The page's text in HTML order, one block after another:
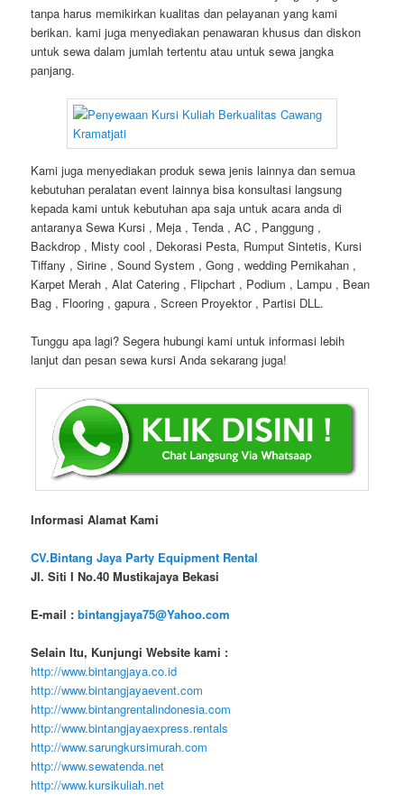
tanpa harus memikirkan kualitas dan pelayanan yang kami
berikan. kami juga menyediakan penawaran khusus dan diskon
untuk sewa dalam jumlah tertentu atau untuk sewa jangka
panjang.
Kami juga menyediakan produk sewa jenis lainnya dan semua
kebutuhan peralatan event lainnya bisa konsultasi langsung
kepada kami untuk kebutuhan apa saja untuk acara anda di
antaranya Sewa Kursi , Meja , Tenda , AC , Panggung ,
Backdrop , Misty cool , Dekorasi Pesta, Rumput Sintetis, Kursi
Tiffany , Sirine , Sound System , Gong , wedding Pernikahan ,
Karpet Merah , Alat Catering , Flipchart , Podium , Lampu , Bean
Bag , Flooring , gapura , Screen Proyektor , Partisi DLL.
Tunggu apa lagi? Segera hubungi kami untuk informasi lebih
lanjut dan pesan sewa kursi Anda sekarang juga!
Informasi Alamat Kami
CV.Bintang Jaya Party Equipment Rental
Jl. Siti I No.40 Mustikajaya Bekasi
E-mail :bintangjaya75@Yahoo.com
Selain Itu, Kunjungi Website kami :
http://www.bintangjaya.co.id
http://www.bintangjayaevent.com
http://www.bintangrentalindonesia.com
http://www.bintangjayaexpress.rentals
http://www.sarungkursimurah.com
http://www.sewatenda.net
http://www.kursikuliah.net